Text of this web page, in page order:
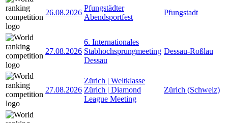
26.08.2026
Pfungstädter
Abendsportfest
Pfungstadt
27.08.2026
6. Internationales
Stabhochsprungmeeting
Dessau
Dessau-Roßlau
27.08.2026
Zürich | Weltklasse
Zürich | Diamond
League Meeting
Zürich (Schweiz)